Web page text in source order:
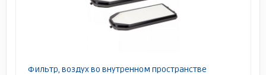
Фильтр, воздух во внутренном пространстве